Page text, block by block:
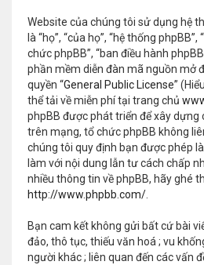
Website của chúng tôi sử dụng hệ
là “họ”, “của họ”, “hệ thống
chức phpBB”, “ban điều hành
phần mềm diễn đàn mã nguồn mở
quyền “General Public License”
thể tải về miễn phí tại trang chủ
phpBB được phát triển để xây dựng
trên mạng, tổ chức phpBB không
chúng tôi quy định bạn được phép
làm với nội dung lẫn tư cách chấp
nhiều thông tin về phpBB, hãy ghé
http://www.phpbb.com/
Bạn cam kết không gửi bất cứ bài
đảo, thô tục, thiếu văn hoá ; vu
người khác ; liên quan đến các vấn